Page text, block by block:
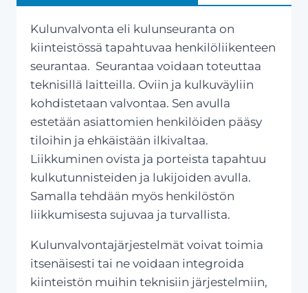
Kulunvalvonta eli kulunseuranta on
kiinteistössä tapahtuvaa henkilöliikenteen
seurantaa. Seurantaa voidaan toteuttaa
teknisillä laitteilla. Oviin ja kulkuväyliin
kohdistetaan valvontaa. Sen avulla
estetään asiattomien henkilöiden pääsy
tiloihin ja ehkäistään ilkivaltaa.
Liikkuminen ovista ja porteista tapahtuu
kulkutunnisteiden ja lukijoiden avulla.
Samalla tehdään myös henkilöstön
liikkumisesta sujuvaa ja turvallista.
Kulunvalvontajärjestelmät voivat toimia
itsenäisesti tai ne voidaan integroida
kiinteistön muihin teknisiin järjestelmiin,